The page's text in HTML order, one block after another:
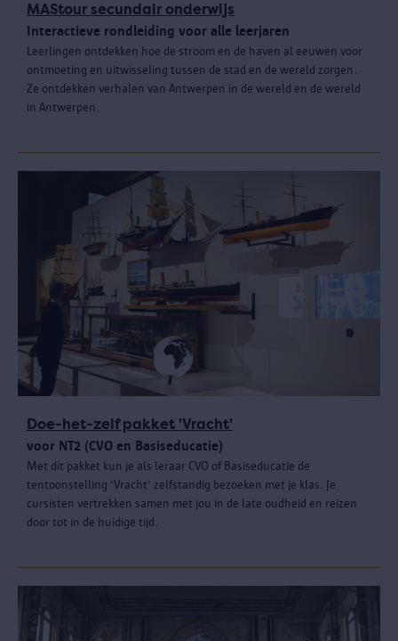
MAStour secundair onderwijs
Interactieve rondleiding voor alle leerjaren
Leerlingen ontdekken hoe de stroom en de haven al eeuwen voor
ontmoeting en uitwisseling tussen de stad en de wereld zorgen.
Ze ontdekken verhalen van Antwerpen in de wereld en de wereld
in Antwerpen.
Doe-het-zelf pakket 'Vracht'
voor NT2 (CVO en Basiseducatie)
Met dit pakket kun je als leraar CVO of Basiseducatie de
tentoonstelling ‘Vracht’ zelfstandig bezoeken met je klas. Je
cursisten vertrekken samen met jou in de late oudheid en reizen
door tot in de huidige tijd.